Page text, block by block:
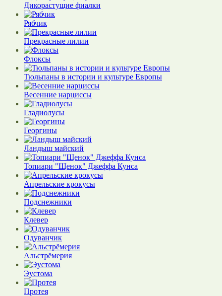
Дикорастущие фиалки
Рябчик
Прекрасные лилии
Флоксы
Тюльпаны в истории и культуре Европы
Весенние нарциссы
Гладиолусы
Георгины
Ландыш майский
Топиари "Щенок" Джеффа Кунса
Апрельские крокусы
Подснежники
Клевер
Одуванчик
Альстрёмерия
Эустома
Протея